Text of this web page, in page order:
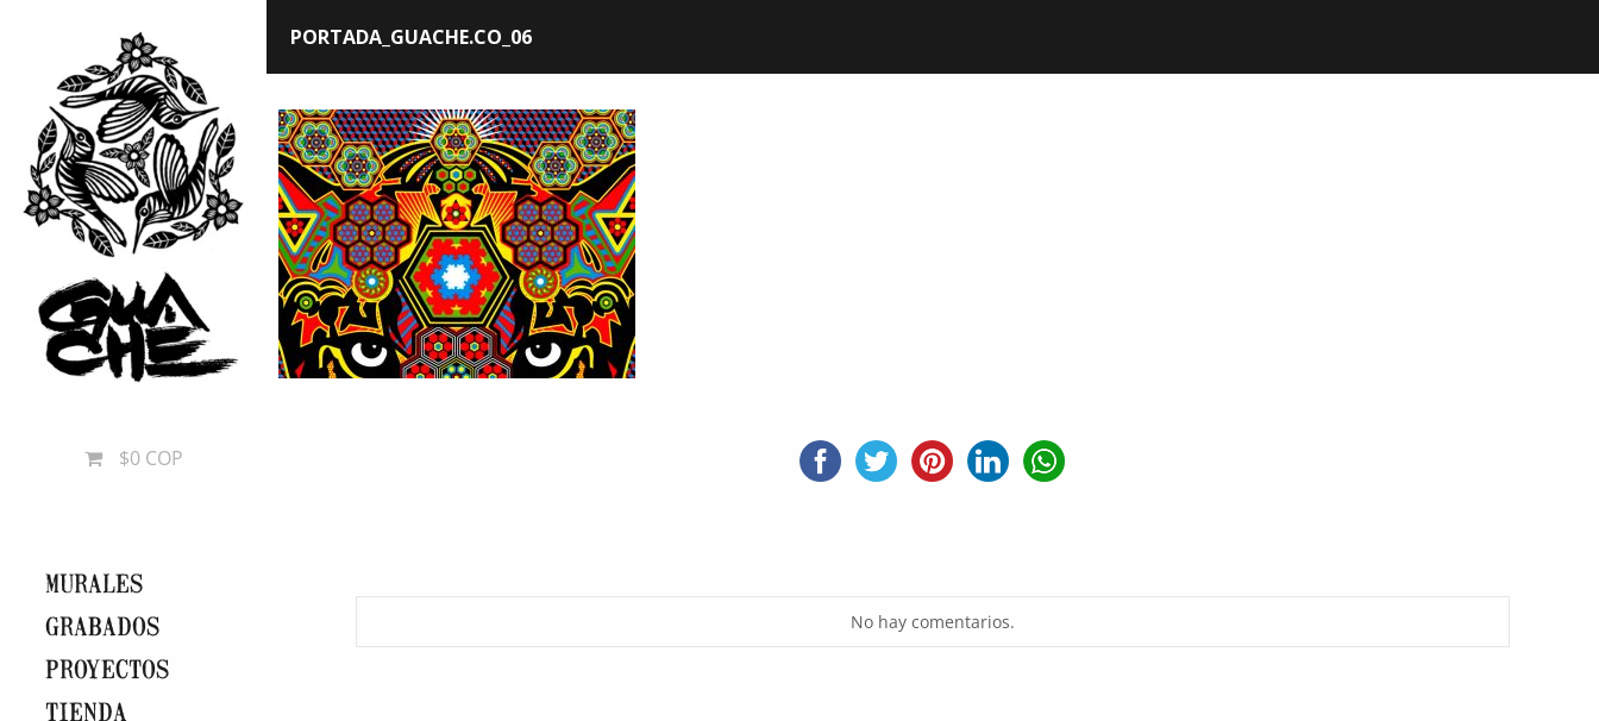
$0 COP
MURALES
GRABADOS
PROYECTOS
TIENDA
PORTADA_GUACHE.CO_06
No hay comentarios.